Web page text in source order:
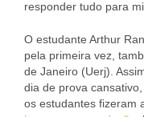
responder tudo para
O estudante Arthur
pela primeira vez,
de Janeiro (Uerj).
dia de prova
os estudantes fizeram